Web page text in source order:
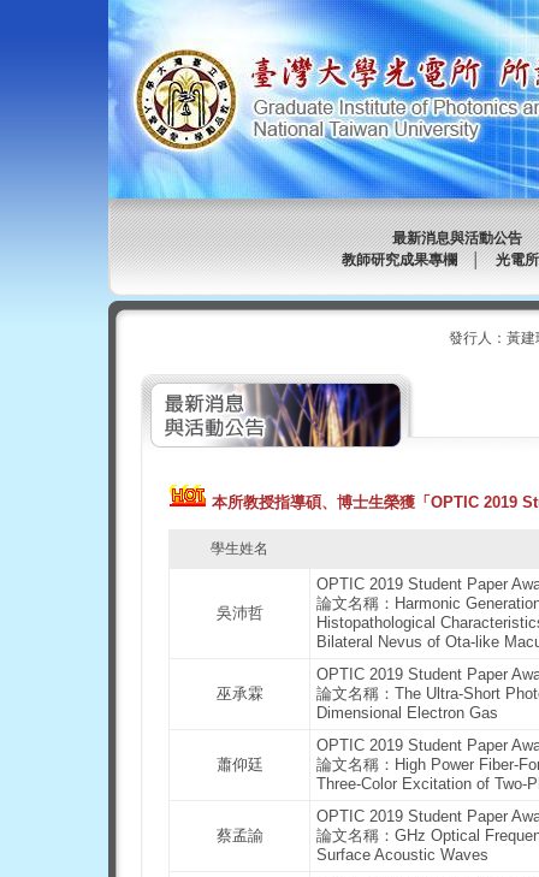
最新消息與活動公告
教師研究成果專欄│光電
發行人：黃
本所教授指導碩、博士生榮獲「OPTIC 2019
學生姓名
吳沛哲
OPTIC 2019 Student Paper
論文名稱：Harmonic
Histopathological
Bilateral Nevus of Ota-like
巫承霖
OPTIC 2019 Student Paper
論文名稱：The Ultra-Short
Dimensional Electron Gas
蕭仰廷
OPTIC 2019 Student Paper
論文名稱：High Power Fiber-
Three-Color Excitation of Two-
蔡孟諭
OPTIC 2019 Student Paper
論文名稱：GHz Optical
Surface Acoustic Waves